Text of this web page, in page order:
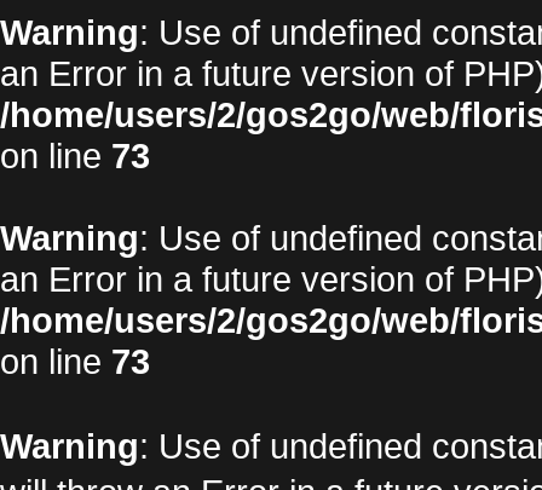
Warning: Use of undefined
an Error in a future version of
/home/users/2/gos2go/web/
on line 73
Warning: Use of undefined
an Error in a future version of
/home/users/2/gos2go/web/
on line 73
Warning: Use of undefined